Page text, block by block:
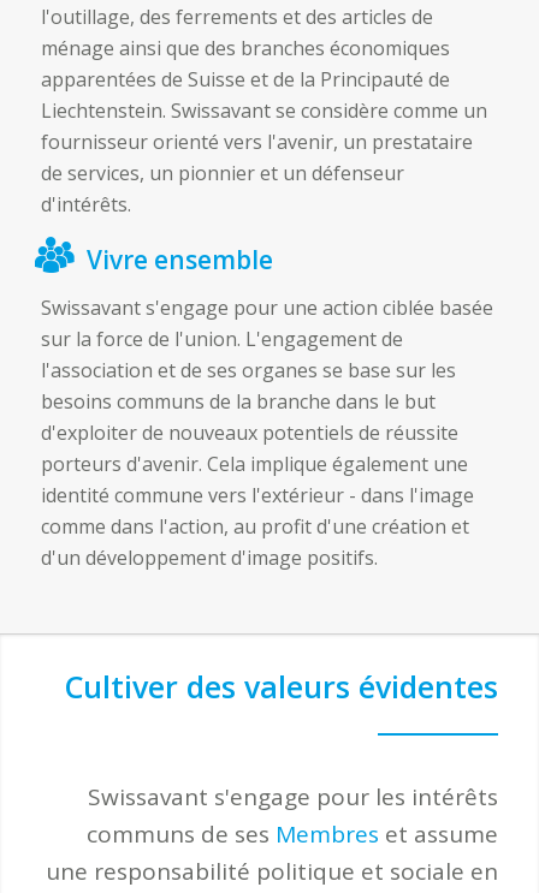
l'outillage, des ferrements et des articles de
ménage ainsi que des branches économiques
apparentées de Suisse et de la Principauté de
Liechtenstein. Swissavant se considère comme un
fournisseur orienté vers l'avenir, un prestataire
de services, un pionnier et un défenseur
d'intérêts.
Vivre ensemble
Swissavant s'engage pour une action ciblée basée
sur la force de l'union. L'engagement de
l'association et de ses organes se base sur les
besoins communs de la branche dans le but
d'exploiter de nouveaux potentiels de réussite
porteurs d'avenir. Cela implique également une
identité commune vers l'extérieur - dans l'image
comme dans l'action, au profit d'une création et
d'un développement d'image positifs.
Cultiver des valeurs évidentes
Swissavant s'engage pour les intérêts
communs de ses Membres et assume
une responsabilité politique et sociale en